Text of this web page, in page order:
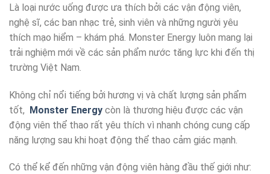
Là loại nước uống được ưa thích bởi các vận động viên,
nghệ sĩ, các ban nhạc trẻ, sinh viên và những người yêu
thích mạo hiểm – khám phá. Monster Energy luôn mang lại
trải nghiệm mới về các sản phẩm nước tăng lực khi đến thị
trường Việt Nam.
Không chỉ nổi tiếng bởi hương vị và chất lượng sản phẩm
tốt, Monster Energy còn là thương hiệu được các vận
động viên thể thao rất yêu thích vì nhanh chóng cung cấp
năng lượng sau khi hoạt động thể thao cảm giác mạnh.
Có thể kể đến những vận động viên hàng đầu thế giới như: